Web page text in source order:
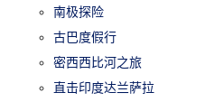
南极探险
古巴度假行
密西西比河之旅
直击印度达兰萨拉